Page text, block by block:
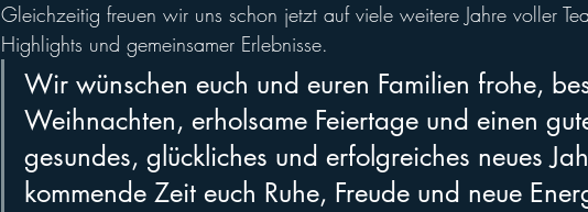
Gleichzeitig freuen wir uns schon jetzt auf viele weitere Jahre voller
Highlights und gemeinsamer Erlebnisse.
Wir wünschen euch und euren Familien frohe,
Weihnachten, erholsame Feiertage und einen
gesundes, glückliches und erfolgreiches neues
kommende Zeit euch Ruhe, Freude und neue